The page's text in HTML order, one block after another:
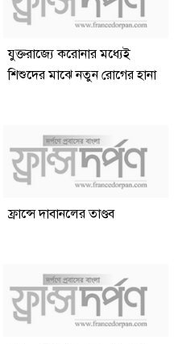
যুক্তরাজ্যে করোনার মধ্যেই
শিশুদের মাঝে নতুন রোগের হানা
ফ্রান্সে দাবানলের তাণ্ডব